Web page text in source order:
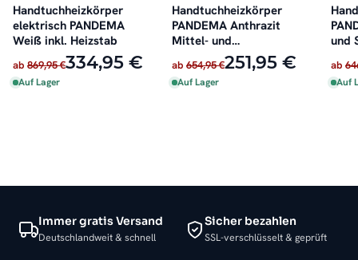
Handtuchheizkörper
elektrisch PANDEMA
Weiß inkl. Heizstab
ab 869,95 €334,95 €
Auf Lager
Handtuchheizkörper
PANDEMA Anthrazit
Mittel- und
Seitenanschluss
ab 654,95 €251,95 €
Auf Lager
und
ab
Auf
Immer gratis Versand
Deutschlandweit & schnell
Sicher bezahlen
SSL-verschlüsselt & geprüft